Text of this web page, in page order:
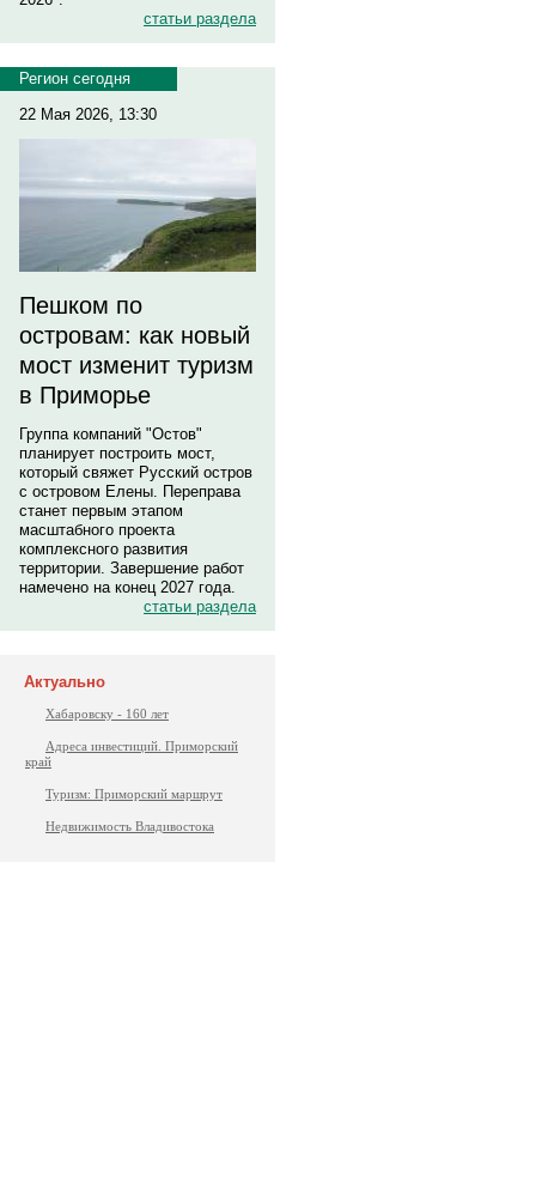
статьи раздела
Регион сегодня
22 Мая 2026, 13:30
Пешком по
островам: как новый
мост изменит туризм
в Приморье
Группа компаний "Остов"
планирует построить мост,
который свяжет Русский остров
с островом Елены. Переправа
станет первым этапом
масштабного проекта
комплексного развития
территории. Завершение работ
намечено на конец 2027 года.
статьи раздела
Актуально
Хабаровску - 160 лет
Адреса инвестиций. Приморский
край
Туризм: Приморский маршрут
Недвижимость Владивостока